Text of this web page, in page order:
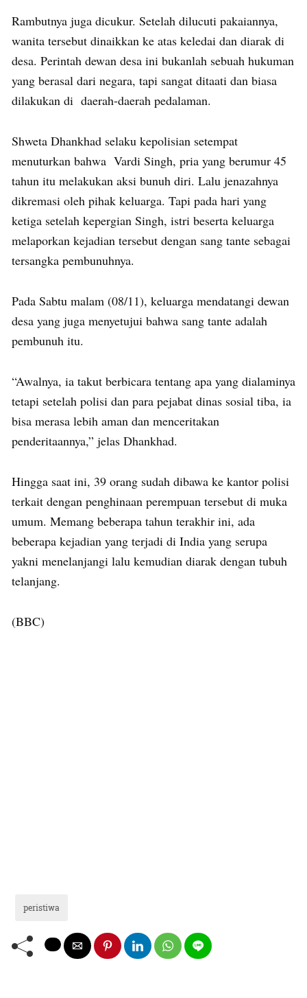
Rambutnya juga dicukur. Setelah dilucuti pakaiannya,
wanita tersebut dinaikkan ke atas keledai dan diarak di
desa. Perintah dewan desa ini bukanlah sebuah hukuman
yang berasal dari negara, tapi sangat ditaati dan biasa
dilakukan di daerah-daerah pedalaman.
Shweta Dhankhad selaku kepolisian setempat
menuturkan bahwa Vardi Singh, pria yang berumur 45
tahun itu melakukan aksi bunuh diri. Lalu jenazahnya
dikremasi oleh pihak keluarga. Tapi pada hari yang
ketiga setelah kepergian Singh, istri beserta keluarga
melaporkan kejadian tersebut dengan sang tante sebagai
tersangka pembunuhnya.
Pada Sabtu malam (08/11), keluarga mendatangi dewan
desa yang juga menyetujui bahwa sang tante adalah
pembunuh itu.
“Awalnya, ia takut berbicara tentang apa yang dialaminya
tetapi setelah polisi dan para pejabat dinas sosial tiba, ia
bisa merasa lebih aman dan menceritakan
penderitaannya,” jelas Dhankhad.
Hingga saat ini, 39 orang sudah dibawa ke kantor polisi
terkait dengan penghinaan perempuan tersebut di muka
umum. Memang beberapa tahun terakhir ini, ada
beberapa kejadian yang terjadi di India yang serupa
yakni menelanjangi lalu kemudian diarak dengan tubuh
telanjang.
(BBC)
peristiwa